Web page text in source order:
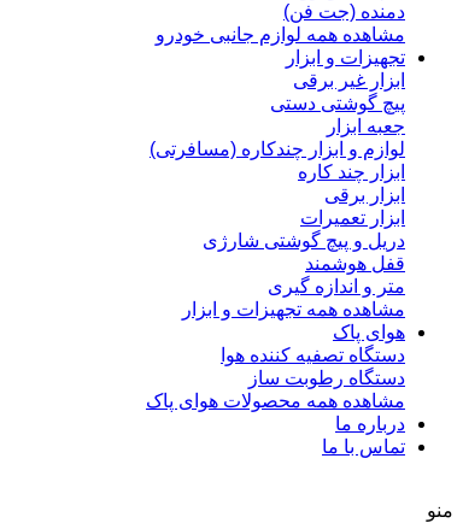
دمنده (جت فن)
مشاهده همه لوازم جانبی خودرو
تجهیزات و ابزار
ابزار غیر برقی
پیچ گوشتی دستی
جعبه ابزار
لوازم و ابزار چندکاره (مسافرتی)
ابزار چند کاره
ابزار برقی
ابزار تعمیرات
دریل و پیچ گوشتی شارژی
قفل هوشمند
متر و اندازه گیری
مشاهده همه تجهیزات و ابزار
هوای پاک
دستگاه تصفیه کننده هوا
دستگاه رطوبت ساز
مشاهده همه محصولات هوای پاک
درباره ما
تماس با ما
منو